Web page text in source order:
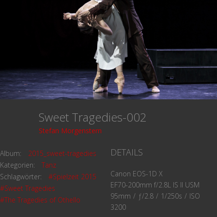
Sweet Tragedies-002
Stefan Morgenstern
Album:
2015_sweet-tragedies
Kategorien:
Tanz
Schlagwörter:
#Spielzeit 2015
#Sweet Tragedies
#The Tragedies of Othello
DETAILS
Canon EOS-1D X
EF70-200mm f/2.8L IS II USM
95mm / ƒ/2.8 / 1/250s / ISO
3200